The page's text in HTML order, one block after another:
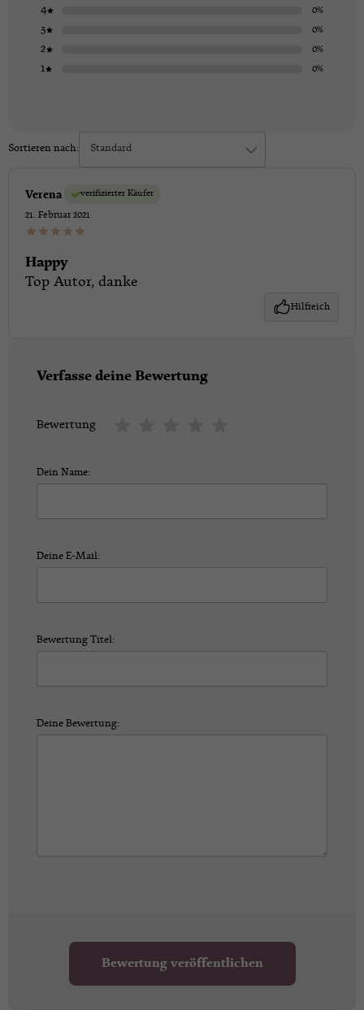
1 0%
2 0%
3 0%
4 0%
Sortieren nach: Standard
Verena verifizierter Käufer
21. Februar 2021
Happy
Top Autor, danke
Hilfreich
Verfasse deine Bewertung
Bewertung
Dein Name:
Deine E-Mail:
Bewertung Titel:
Deine Bewertung:
Bewertung veröffentlichen